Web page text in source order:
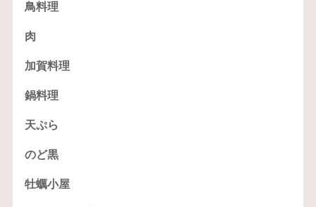
鳥料理
肉
加賀料理
鍋料理
天ぷら
のど黒
牡蠣小屋